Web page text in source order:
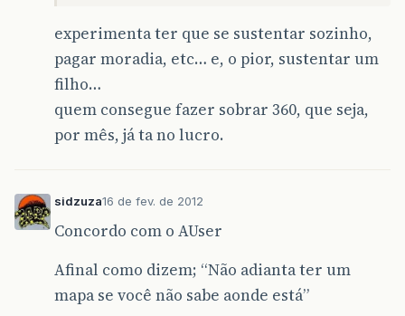
experimenta ter que se sustentar sozinho,
pagar moradia, etc… e, o pior, sustentar um
filho…
quem consegue fazer sobrar 360, que seja,
por mês, já ta no lucro.
sidzuza16 de fev. de 2012
Concordo com o AUser
Afinal como dizem; “Não adianta ter um
mapa se você não sabe aonde está”